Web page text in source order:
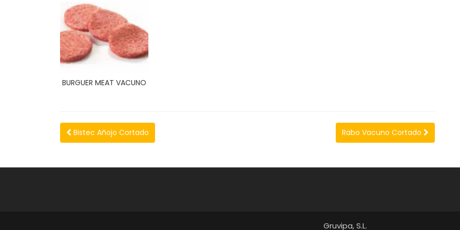
BURGUER MEAT VACUNO
Bistec Añojo Cortado Rabo Vacuno Cortado
Gruvipa, S.L.